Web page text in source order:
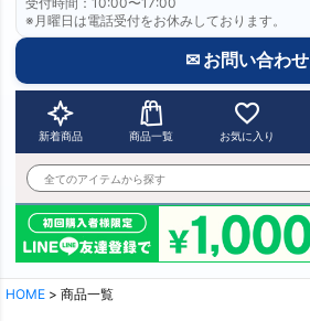
※月曜日は電話受付をお休みしております。
✉ お問い合わせ
新着商品 商品一覧 お気に入り
HOME 商品一覧
価格
表示しない
表示する
商品番号/JANコード
並び順
優先度順
新着順
価格が安い順